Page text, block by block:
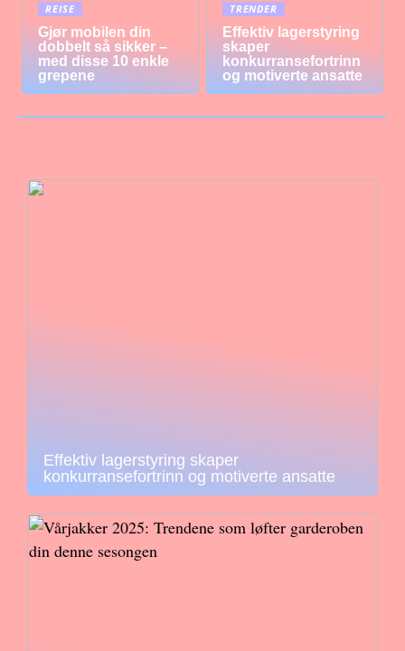
REISE
Gjør mobilen din
dobbelt så sikker –
med disse 10 enkle
grepene
TRENDER
Effektiv lagerstyring
skaper
konkurransefortrinn
og motiverte ansatte
Effektiv lagerstyring skaper
konkurransefortrinn og motiverte ansatte